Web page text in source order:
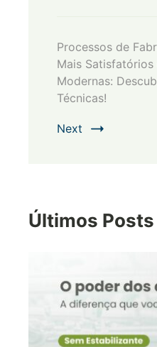
Processos de
Mais
Modernas:
Técnicas!
Next
Últimos Posts